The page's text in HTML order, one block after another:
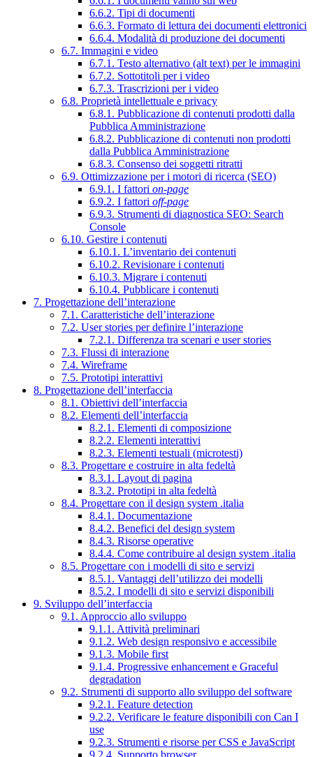
6.6.2. Tipi di documenti
6.6.3. Formato di lettura dei documenti elettronici
6.6.4. Modalità di produzione dei documenti
6.7. Immagini e video
6.7.1. Testo alternativo (alt text) per le immagini
6.7.2. Sottotitoli per i video
6.7.3. Trascrizioni per i video
6.8. Proprietà intellettuale e privacy
6.8.1. Pubblicazione di contenuti prodotti dalla
Pubblica Amministrazione
6.8.2. Pubblicazione di contenuti non prodotti
dalla Pubblica Amministrazione
6.8.3. Consenso dei soggetti ritratti
6.9. Ottimizzazione per i motori di ricerca (SEO)
6.9.1. I fattori on-page
6.9.2. I fattori off-page
6.9.3. Strumenti di diagnostica SEO: Search
Console
6.10. Gestire i contenuti
6.10.1. L’inventario dei contenuti
6.10.2. Revisionare i contenuti
6.10.3. Migrare i contenuti
6.10.4. Pubblicare i contenuti
7. Progettazione dell’interazione
7.1. Caratteristiche dell’interazione
7.2. User stories per definire l’interazione
7.2.1. Differenza tra scenari e user stories
7.3. Flussi di interazione
7.4. Wireframe
7.5. Prototipi interattivi
8. Progettazione dell’interfaccia
8.1. Obiettivi dell’interfaccia
8.2. Elementi dell’interfaccia
8.2.1. Elementi di composizione
8.2.2. Elementi interattivi
8.2.3. Elementi testuali (microtesti)
8.3. Progettare e costruire in alta fedeltà
8.3.1. Layout di pagina
8.3.2. Prototipi in alta fedeltà
8.4. Progettare con il design system .italia
8.4.1. Documentazione
8.4.2. Benefici del design system
8.4.3. Risorse operative
8.4.4. Come contribuire al design system .italia
8.5. Progettare con i modelli di sito e servizi
8.5.1. Vantaggi dell’utilizzo dei modelli
8.5.2. I modelli di sito e servizi disponibili
9. Sviluppo dell’interfaccia
9.1. Approccio allo sviluppo
9.1.1. Attività preliminari
9.1.2. Web design responsivo e accessibile
9.1.3. Mobile first
9.1.4. Progressive enhancement e Graceful
degradation
9.2. Strumenti di supporto allo sviluppo del software
9.2.1. Feature detection
9.2.2. Verificare le feature disponibili con Can I
use
9.2.3. Strumenti e risorse per CSS e JavaScript
9.2.4. Supporto browser